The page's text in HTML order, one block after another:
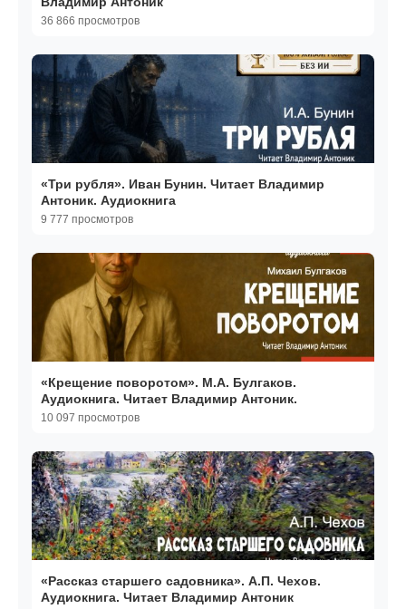
36 866 просмотров
«Три рубля». Иван Бунин. Читает Владимир
Антоник. Аудиокнига
9 777 просмотров
«Крещение поворотом». М.А. Булгаков.
Аудиокнига. Читает Владимир Антоник.
10 097 просмотров
«Рассказ старшего садовника». А.П. Чехов.
Аудиокнига. Читает Владимир Антоник